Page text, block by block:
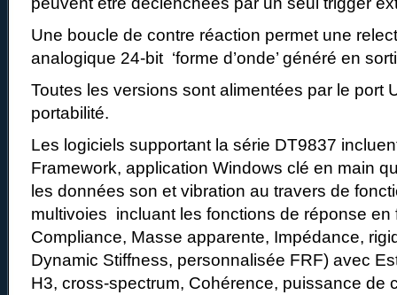
Une boucle de contre réaction permet une
analogique 24-bit ‘forme d’onde’ généré en
Toutes les versions sont alimentées par le port
portabilité.
Les logiciels supportant la série DT9837
Framework, application Windows clé en main
les données son et vibration au travers de
multivoies incluant les fonctions de réponse en
Compliance, Masse apparente, Impédance,
Dynamic Stiffness, personnalisée FRF) avec
H3, cross-spectrum, Cohérence, puissance